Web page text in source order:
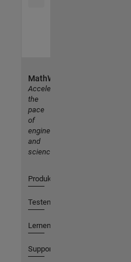
MathWorks
Accelerating
the
pace
of
engineering
and
science
Produkte
Testen oder Kaufen
Lernen
Support